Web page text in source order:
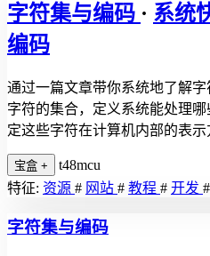
字符集与编码 · 系统
编码
通过一篇文章带你系统地了解字
字符的集合，定义系统能处理
定这些字符在计算机内部的表示
宝盒 +
t48mcu
特征: 资源 # 网站 # 教程 # 开发 #
字符集与编码